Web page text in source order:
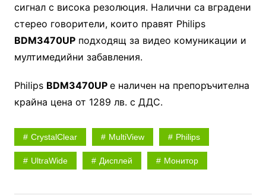
сигнал с висока резолюция. Налични са вградени
стерео говорители, които правят Philips
BDM3470UPподходящ за видео комуникации и
мултимедийни забавления.
Philips BDM3470UP е наличен на препоръчителна
крайна цена от 1289 лв. с ДДС.
CrystalClear MultiView Philips
UltraWide Дисплей Монитор